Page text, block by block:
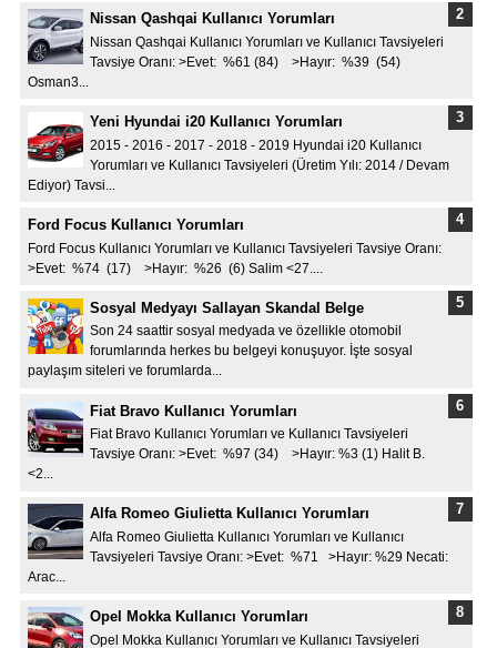
Nissan Qashqai Kullanıcı Yorumları
Nissan Qashqai Kullanıcı Yorumları ve Kullanıcı Tavsiyeleri
Tavsiye Oranı: >Evet: %61 (84) >Hayır: %39 (54)
Osman3...
Yeni Hyundai i20 Kullanıcı Yorumları
2015 - 2016 - 2017 - 2018 - 2019 Hyundai i20 Kullanıcı
Yorumları ve Kullanıcı Tavsiyeleri (Üretim Yılı: 2014 / Devam
Ediyor) Tavsi...
Ford Focus Kullanıcı Yorumları
Ford Focus Kullanıcı Yorumları ve Kullanıcı Tavsiyeleri Tavsiye Oranı:
>Evet: %74 (17) >Hayır: %26 (6) Salim <27....
Sosyal Medyayı Sallayan Skandal Belge
Son 24 saattir sosyal medyada ve özellikle otomobil
forumlarında herkes bu belgeyi konuşuyor. İşte sosyal
paylaşım siteleri ve forumlarda...
Fiat Bravo Kullanıcı Yorumları
Fiat Bravo Kullanıcı Yorumları ve Kullanıcı Tavsiyeleri
Tavsiye Oranı: >Evet: %97 (34) >Hayır: %3 (1) Halit B.
<2...
Alfa Romeo Giulietta Kullanıcı Yorumları
Alfa Romeo Giulietta Kullanıcı Yorumları ve Kullanıcı
Tavsiyeleri Tavsiye Oranı: >Evet: %71 >Hayır: %29 Necati:
Arac...
Opel Mokka Kullanıcı Yorumları
Opel Mokka Kullanıcı Yorumları ve Kullanıcı Tavsiyeleri